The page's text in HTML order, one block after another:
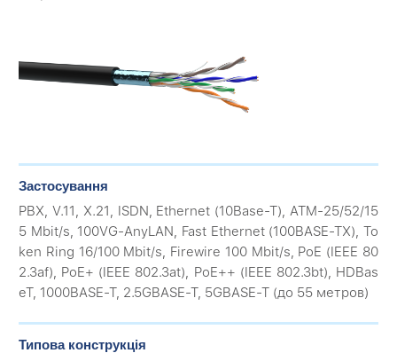
Застосування
PBX, V.11, X.21, ISDN, Ethernet (10Base-T), ATM-25/52/15
5 Mbit/s, 100VG-AnyLAN, Fast Ethernet (100BASE-TX), To
ken Ring 16/100 Mbit/s, Firewire 100 Mbit/s, PoE (IEEE 80
2.3af), PoE+ (IEEE 802.3at), PoE++ (IEEE 802.3bt), HDBas
eT, 1000BASE-T, 2.5GBASE-T, 5GBASE-T (до 55 метров)
Типова конструкція